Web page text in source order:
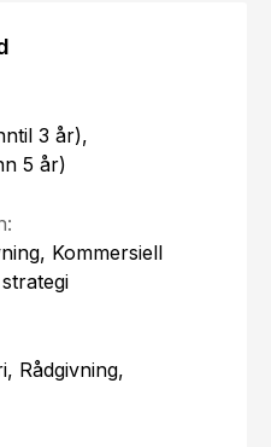
3 år),
5 år)
Kommersiell
Rådgivning,